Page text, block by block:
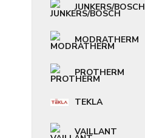
JUNKERS/BOSCH
MODRATHERM
PROTHERM
TEKLA
VAILLANT